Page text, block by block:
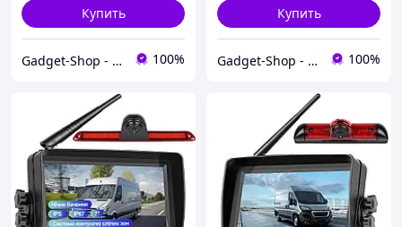
Купить
Gadget-Shop - интернет магазин гаджетов и аксессуаров 100%
Купить
Gadget-Shop - интернет магазин гаджетов и аксессуаров 100%